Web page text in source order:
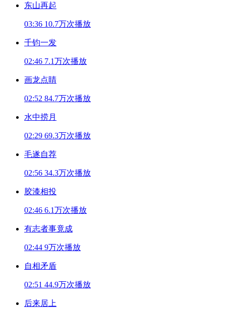
东山再起
03:36 10.7万次播放
千钧一发
02:46 7.1万次播放
画龙点睛
02:52 84.7万次播放
水中捞月
02:29 69.3万次播放
毛遂自荐
02:56 34.3万次播放
胶漆相投
02:46 6.1万次播放
有志者事竟成
02:44 9万次播放
自相矛盾
02:51 44.9万次播放
后来居上